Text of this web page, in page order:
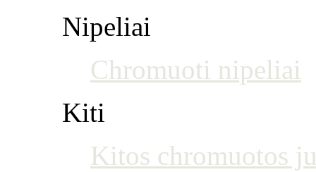
Nipeliai
Chromuoti nipeliai
Kiti
Kitos chromuotos